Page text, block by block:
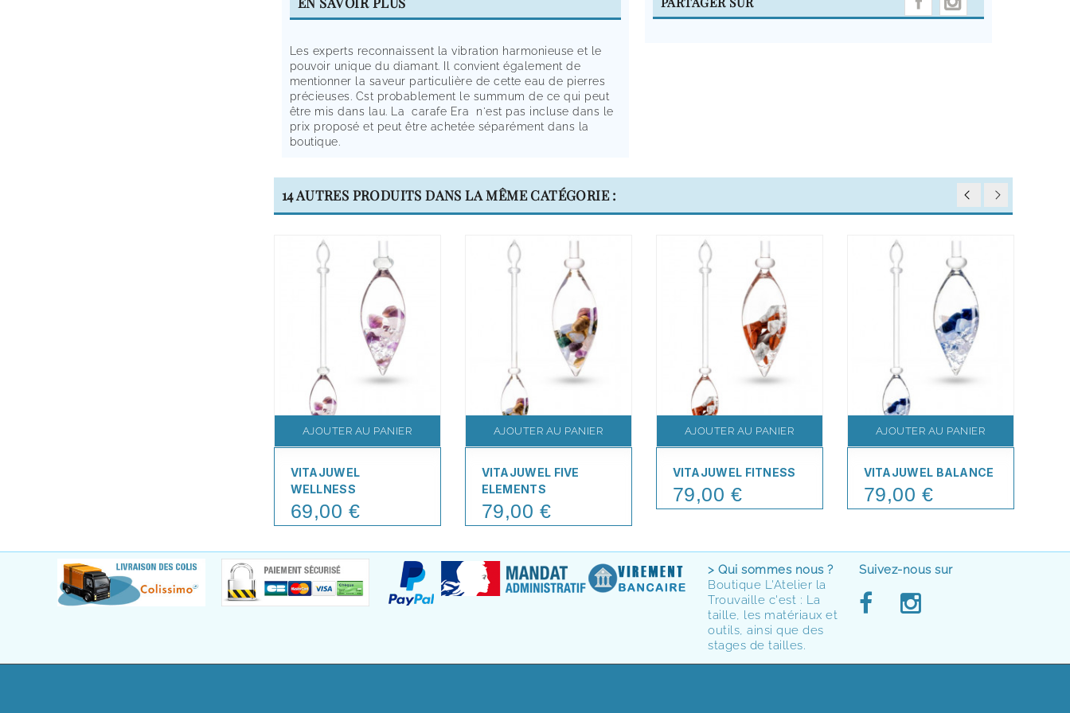
Les experts reconnaissent la vibration harmonieuse et le
pouvoir unique du diamant. Il convient également de
mentionner la saveur particulière de cette eau de pierres
précieuses. Cst probablement le summum de ce qui peut
être mis dans lau. La carafe Era n'est pas incluse dans le
prix proposé et peut être achetée séparément dans la
boutique.
14 AUTRES PRODUITS DANS LA MÊME CATÉGORIE :
AJOUTER AU PANIER
VITAJUWEL
WELLNESS
Price
69,00 €
AJOUTER AU PANIER
VITAJUWEL FIVE
ELEMENTS
Price
79,00 €
AJOUTER AU PANIER
VITAJUWEL FITNESS
Price
79,00 €
AJOUTER AU PANIER
VITAJUWEL BALANCE
Price
79,00 €
> Qui sommes nous ?
Boutique L'Atelier la
Trouvaille c'est : La
taille, les matériaux et
outils, ainsi que des
stages de tailles.
Suivez-nous sur